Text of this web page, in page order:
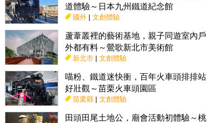
道體驗～日本九州鐵道紀念館
國外| 文創體驗
蘆葦叢裡的藝術基地，親子同遊室內戶
外都有料～鶯歌新北市美術館
新北市| 文創體驗
喵粉、鐵道迷快衝，百年火車頭排排站
好壯觀～苗栗火車頭園區
苗栗縣| 文創體驗
田頭田尾土地公，廟會活動初體驗～桃